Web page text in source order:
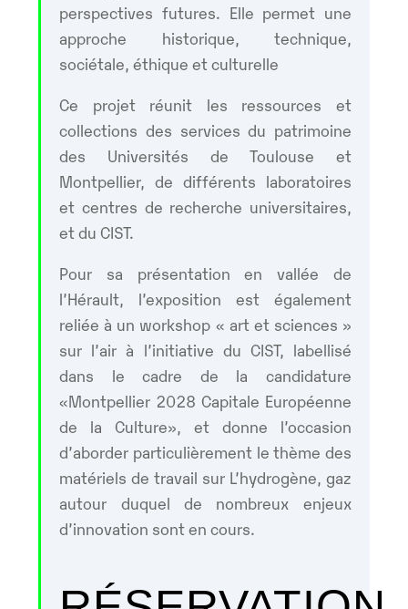
perspectives futures. Elle permet une
approche historique, technique,
sociétale, éthique et culturelle
Ce projet réunit les ressources et
collections des services du patrimoine
des Universités de Toulouse et
Montpellier, de différents laboratoires
et centres de recherche universitaires,
et du CIST.
Pour sa présentation en vallée de
l’Hérault, l’exposition est également
reliée à un workshop « art et sciences »
sur l’air à l’initiative du CIST, labellisé
dans le cadre de la candidature
«Montpellier 2028 Capitale Européenne
de la Culture», et donne l’occasion
d’aborder particulièrement le thème des
matériels de travail sur L’hydrogène, gaz
autour duquel de nombreux enjeux
d’innovation sont en cours.